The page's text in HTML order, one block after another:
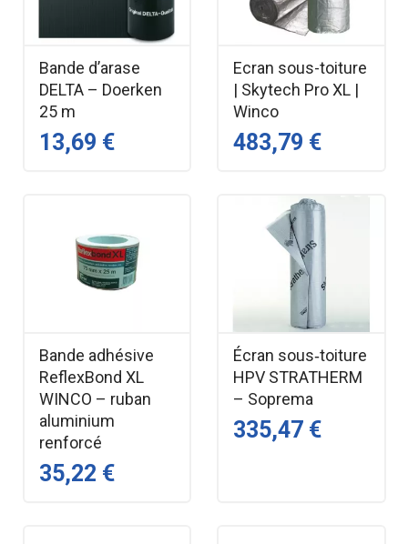
Bande d’arase
DELTA – Doerken
25 m
13,69 €
Ecran sous-toiture
| Skytech Pro XL |
Winco
483,79 €
Bande adhésive
ReflexBond XL
WINCO – ruban
aluminium
renforcé
35,22 €
Écran sous‑toiture
HPV STRATHERM
– Soprema
335,47 €